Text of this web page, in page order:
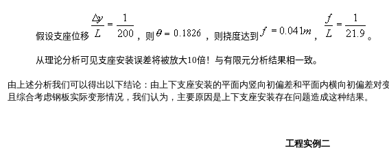
假设支座位移 ，则 ，则挠度达到 ， 。
从理论分析可见支座安装误差将被放大10倍！与有限元分析结果相一致。
由上述分析我们可以得出以下结论：由上下支座安装的平面内竖向初偏差和平面内横向初偏差对
且综合考虑钢板实际变形情况，我们认为，主要原因是上下支座安装存在问题造成这种结果。
工程实例二